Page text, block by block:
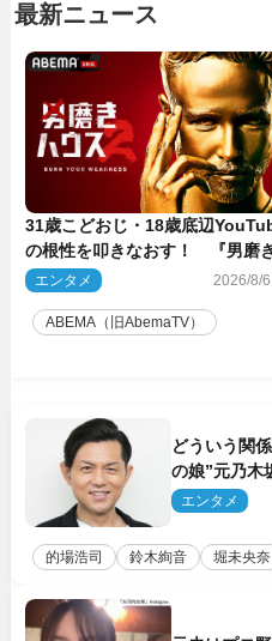
最新ニュース
31歳こどおじ・18歳底辺
の根性を叩きなおす！ 『男磨
ス』第2弾コーチ陣発表
エンタメ 2026/8/
ABEMA（旧AbemaTV）
どういう関
の娘”元乃木
エンタメ
的場浩司 鈴木絢音 堀未央奈